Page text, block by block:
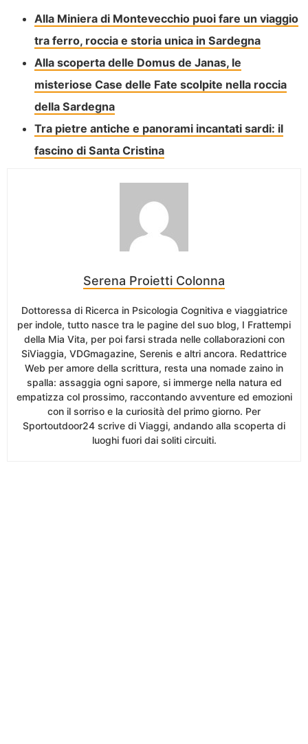
Alla Miniera di Montevecchio puoi fare un viaggio
tra ferro, roccia e storia unica in Sardegna
Alla scoperta delle Domus de Janas, le
misteriose Case delle Fate scolpite nella roccia
della Sardegna
Tra pietre antiche e panorami incantati sardi: il
fascino di Santa Cristina
Serena Proietti Colonna
Dottoressa di Ricerca in Psicologia Cognitiva e viaggiatrice
per indole, tutto nasce tra le pagine del suo blog, I Frattempi
della Mia Vita, per poi farsi strada nelle collaborazioni con
SiViaggia, VDGmagazine, Serenis e altri ancora. Redattrice
Web per amore della scrittura, resta una nomade zaino in
spalla: assaggia ogni sapore, si immerge nella natura ed
empatizza col prossimo, raccontando avventure ed emozioni
con il sorriso e la curiosità del primo giorno. Per
Sportoutdoor24 scrive di Viaggi, andando alla scoperta di
luoghi fuori dai soliti circuiti.